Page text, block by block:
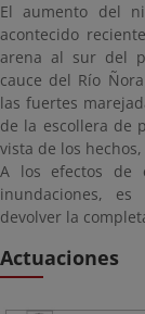
El aumento del
acontecido
arena al sur del
cauce del Río
las fuertes
de la escollera de
vista de los
A los efectos de
inundaciones,
devolver la
Actuaciones